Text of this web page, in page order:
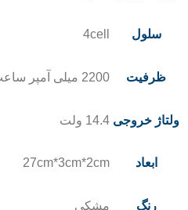
سلول 4cell
ظرفیت 2200 میلی آمپر ساعت
ولتاژ خروجی 14.4 ولت
ابعاد 27cm*3cm*2cm
رنگ مشکی